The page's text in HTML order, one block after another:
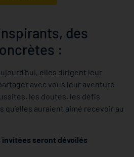
des
:
elles dirigent leur
avec vous leur aventure
les doutes, les défis
auraient aimé recevoir au
seront dévoilés